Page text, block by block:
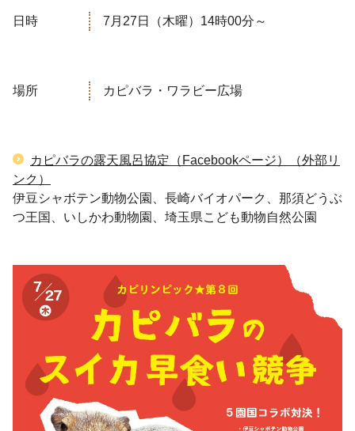
日時 7月27日（木曜）14時00分～
場所 カピバラ・ワラビー広場
カピバラの露天風呂協定（Facebookページ）（外部リ
ンク）
伊豆シャボテン動物公園、長崎バイオパーク、那須どうぶ
つ王国、いしかわ動物園、埼玉県こども動物自然公園